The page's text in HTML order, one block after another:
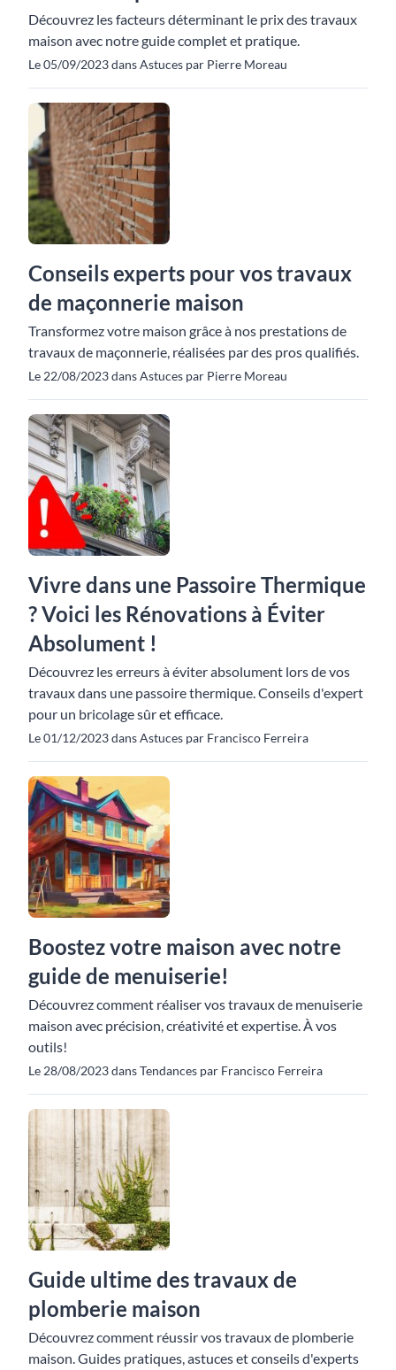
Découvrez les facteurs déterminant le prix des travaux
maison avec notre guide complet et pratique.
Le 05/09/2023 dans Astuces par Pierre Moreau
Conseils experts pour vos travaux
de maçonnerie maison
Transformez votre maison grâce à nos prestations de
travaux de maçonnerie, réalisées par des pros qualifiés.
Le 22/08/2023 dans Astuces par Pierre Moreau
Vivre dans une Passoire Thermique
? Voici les Rénovations à Éviter
Absolument !
Découvrez les erreurs à éviter absolument lors de vos
travaux dans une passoire thermique. Conseils d'expert
pour un bricolage sûr et efficace.
Le 01/12/2023 dans Astuces par Francisco Ferreira
Boostez votre maison avec notre
guide de menuiserie!
Découvrez comment réaliser vos travaux de menuiserie
maison avec précision, créativité et expertise. À vos
outils!
Le 28/08/2023 dans Tendances par Francisco Ferreira
Guide ultime des travaux de
plomberie maison
Découvrez comment réussir vos travaux de plomberie
maison. Guides pratiques, astuces et conseils d'experts